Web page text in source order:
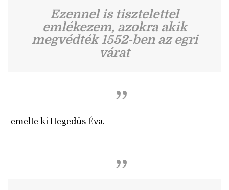
Ezennel is tisztelettel
emlékezem, azokra akik
megvédték 1552-ben az egri
várat
-emelte ki Hegedüs Éva.